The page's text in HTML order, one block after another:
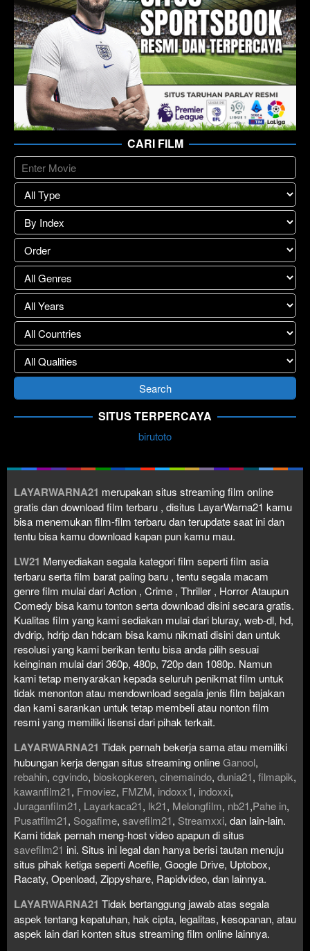
CARI FILM
SITUS TERPERCAYA
birutoto
LAYARWARNA21 merupakan situs streaming film online
gratis dan download film terbaru , disitus LayarWarna21 kamu
bisa menemukan film-film terbaru dan terupdate saat ini dan
tentu bisa kamu download kapan pun kamu mau.
LW21 Menyediakan segala kategori film seperti film asia
terbaru serta film barat paling baru , tentu segala macam
genre film mulai dari Action , Crime , Thriller , Horror Ataupun
Comedy bisa kamu tonton serta download disini secara gratis.
Kualitas film yang kami sediakan mulai dari bluray, web-dl, hd,
dvdrip, hdrip dan hdcam bisa kamu nikmati disini dan untuk
resolusi yang kami berikan tentu bisa anda pilih sesuai
keinginan mulai dari 360p, 480p, 720p dan 1080p. Namun
kami tetap menyarakan kepada seluruh penikmat film untuk
tidak menonton atau mendownload segala jenis film bajakan
dan kami sarankan untuk tetap membeli atau nonton film
resmi yang memiliki lisensi dari pihak terkait.
LAYARWARNA21 Tidak pernah bekerja sama atau memiliki
hubungan kerja dengan situs streaming onlineGanool,
rebahin, cgvindo, bioskopkeren, cinemaindo, dunia21, filmapik,
kawanfilm21, Fmoviez, FMZM, indoxx1, indoxxi,
Juraganfilm21, Layarkaca21, lk21, Melongfilm, nb21,Pahe in,
Pusatfilm21, Sogafime, savefilm21, Streamxxi, dan lain-lain.
Kami tidak pernah meng-host video apapun di situs
savefilm21 ini. Situs ini legal dan hanya berisi tautan menuju
situs pihak ketiga seperti Acefile, Google Drive, Uptobox,
Racaty, Openload, Zippyshare, Rapidvideo, dan lainnya.
LAYARWARNA21 Tidak bertanggung jawab atas segala
aspek tentang kepatuhan, hak cipta, legalitas, kesopanan, atau
aspek lain dari konten situs streaming film online lainnya.